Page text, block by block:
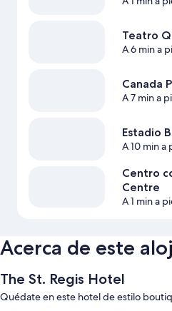
Teatro
A 6 min a
Canada
A 7 min a
Estadio
A 10 min a
Centro
Centre
A 1 min a
Acerca de este
The St. Regis Hotel
Quédate en este hotel de estilo